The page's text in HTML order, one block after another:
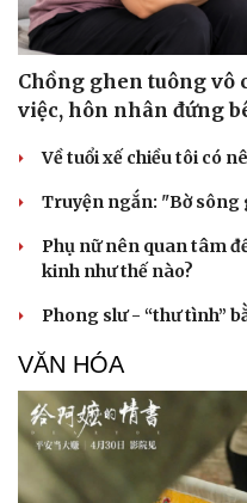
Văn hóa
Sân khấu - Điện ảnh
Văn học
Âm nhạc
Chồng ghen tuông vô
việc, hôn nhân đứng
Về tuổi xế chiều tôi có
Truyện ngắn: "Bờ sông
Phụ nữ nên quan tâm
kinh như thế nào?
Phong slư - “thư tình”
VĂN HÓA